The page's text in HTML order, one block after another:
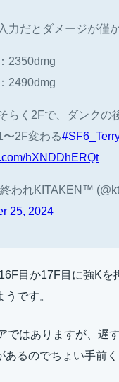
力だとダメージが僅
2350dmg
2490dmg
らく2Fで、ダンクの
〜2F変わる
hXNDDhERQt
われKITAKEN™
25, 2024
目か17F目に強Kを
です。
ではありますが、遅
あるのでちょい手前